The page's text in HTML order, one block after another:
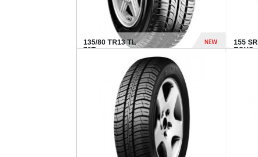
135/80 TR13 TL
70T...
NEW
155